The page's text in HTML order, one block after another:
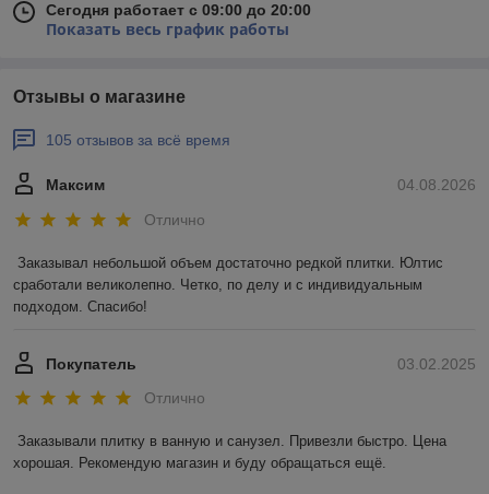
Сегодня работает с 09:00 до 20:00
Показать весь график работы
Отзывы о магазине
105 отзывов за всё время
04.08.2026
Максим
Отлично
Заказывал небольшой объем достаточно редкой плитки. Юлтис
сработали великолепно. Четко, по делу и с индивидуальным
подходом. Спасибо!
03.02.2025
Покупатель
Отлично
Заказывали плитку в ванную и санузел. Привезли быстро. Цена
хорошая. Рекомендую магазин и буду обращаться ещё.